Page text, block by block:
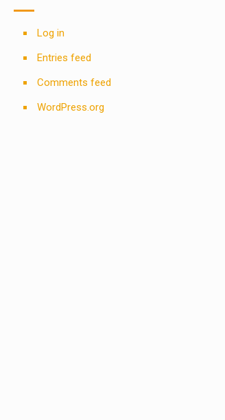
Log in
Entries feed
Comments feed
WordPress.org